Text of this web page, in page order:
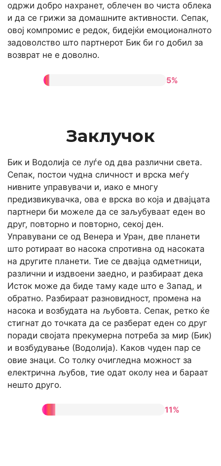
одржи добро нахранет, облечен во чиста облека
и да се грижи за домашните активности. Сепак,
овој компромис е редок, бидејќи емоционалното
задоволство што партнерот Бик би го добил за
возврат не е доволно.
5%
Заклучок
Бик и Водолија се луѓе од два различни света.
Сепак, постои чудна сличност и врска меѓу
нивните управувачи и, иако е многу
предизвикувачка, ова е врска во која и двајцата
партнери би можеле да се заљубуваат еден во
друг, повторно и повторно, секој ден.
Управувани се од Венера и Уран, две планети
што ротираат во насока спротивна од насоката
на другите планети. Тие се двајца одметници,
различни и издвоени заедно, и разбираат дека
Исток може да биде таму каде што е Запад, и
обратно. Разбираат разновидност, промена на
насока и возбудата на љубовта. Сепак, ретко ќе
стигнат до точката да се разберат еден со друг
поради својата прекумерна потреба за мир (Бик)
и возбудување (Водолија). Каков чуден пар се
овие знаци. Со толку очигледна можност за
електрична љубов, тие одат околу неа и бараат
нешто друго.
11%